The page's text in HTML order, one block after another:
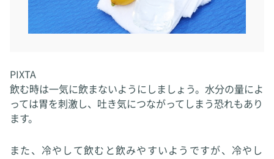
PIXTA
飲む時は一気に飲まないようにしましょう。水分の量によ
っては胃を刺激し、吐き気につながってしまう恐れもあり
ます。
また、冷やして飲むと飲みやすいようですが、冷やし